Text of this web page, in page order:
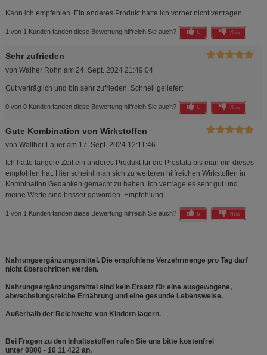
Kann ich empfehlen. Ein anderes Produkt hatte ich vorher nicht vertragen.
1 von 1 Kunden fanden diese Bewertung hilfreich. Sie auch? Ja Nein
Sehr zufrieden
von Walher Röhn am 24. Sept. 2024 21:49:04
Gut verträglich und bin sehr zufrieden. Schnell geliefert
0 von 0 Kunden fanden diese Bewertung hilfreich. Sie auch? Ja Nein
Gute Kombination von Wirkstoffen
von Walther Laueram 17. Sept. 2024 12:11:46
Ich hatte längere Zeit ein anderes Produkt für die Prostata bis man mir dieses
empfohlen hat. Hier scheint man sich zu weiteren hilfreichen Wirkstoffen in
Kombination Gedanken gemacht zu haben. Ich vertrage es sehr gut und
meine Werte sind besser geworden. Empfehlung
1 von 1 Kunden fanden diese Bewertung hilfreich. Sie auch? Ja Nein
Nahrungsergänzungsmittel. Die empfohlene Verzehrmenge pro Tag darf
nicht überschritten werden.
Nahrungsergänzungsmittel sind kein Ersatz für eine ausgewogene,
abwechslungsreiche Ernährung und eine gesunde Lebensweise.
Außerhalb der Reichweite von Kindern lagern.
Bei Fragen zu den Inhaltsstoffen rufen Sie uns bitte kostenfrei
unter 0800 - 10 11 422 an.